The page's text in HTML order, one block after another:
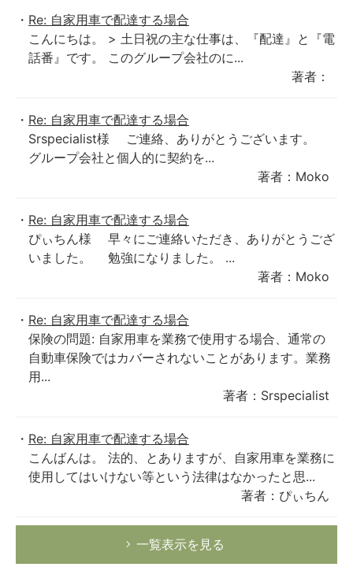
Re: 自家用車で配達する場合
こんにちは。 > 土日祝の主な仕事は、『配達』と『電
話番』です。 このグループ会社のに...
著者：
Re: 自家用車で配達する場合
Srspecialist様 ご連絡、ありがとうございます。
グループ会社と個人的に契約を...
著者：Moko
Re: 自家用車で配達する場合
ぴぃちん様 早々にご連絡いただき、ありがとうござ
いました。 勉強になりました。 ...
著者：Moko
Re: 自家用車で配達する場合
保険の問題: 自家用車を業務で使用する場合、通常の
自動車保険ではカバーされないことがあります。業務
用...
著者：Srspecialist
Re: 自家用車で配達する場合
こんばんは。 法的、とありますが、自家用車を業務に
使用してはいけない等という法律はなかったと思...
著者：ぴぃちん
一覧表示を見る